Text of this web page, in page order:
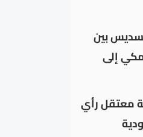
بين
إلى
معتقل رأي